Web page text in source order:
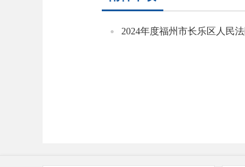
2024年度福州市长乐区人民